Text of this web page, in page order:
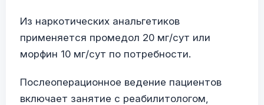
Из наркотических анальгетиков
применяется промедол 20 мг/сут или
морфин 10 мг/сут по потребности.
Послеоперационное ведение пациентов
включает занятие с реабилитологом,